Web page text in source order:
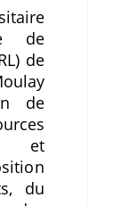
de
de
de
et
du